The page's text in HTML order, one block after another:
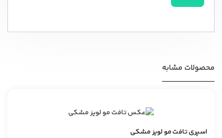
محصولات مشابه
اسپری تافت مو لویز مشکی